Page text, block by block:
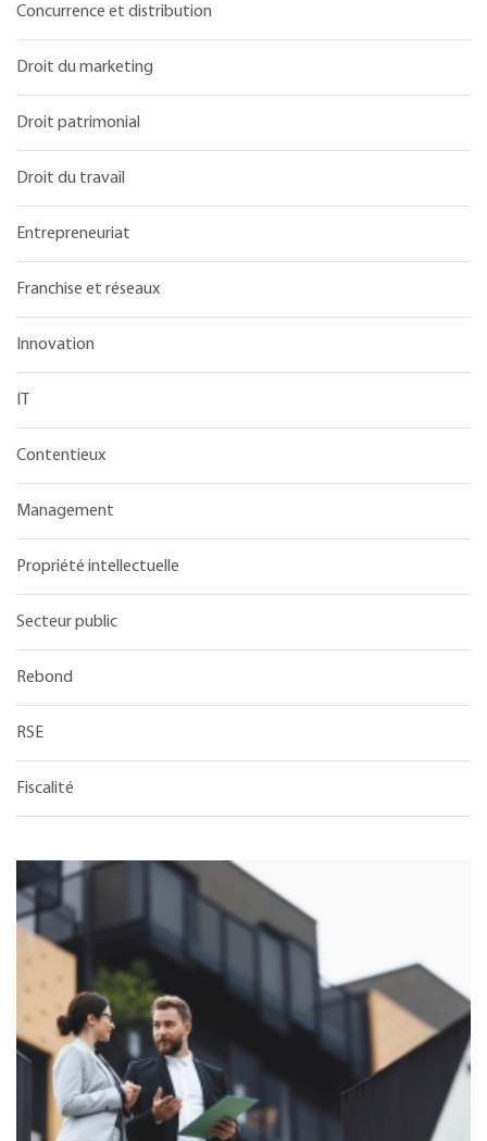
Concurrence et distribution
Droit du marketing
Droit patrimonial
Droit du travail
Entrepreneuriat
Franchise et réseaux
Innovation
Contentieux
Management
Propriété intellectuelle
Secteur public
Rebond
RSE
Fiscalité